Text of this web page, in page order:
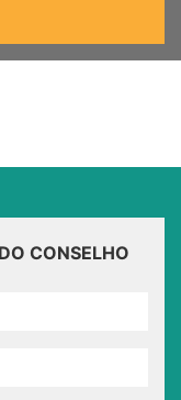
CONSELHO